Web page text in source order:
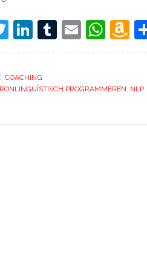
Twitter
LinkedIn
Tumblr
Email
COACHING
PROGRAMMEREN NLP